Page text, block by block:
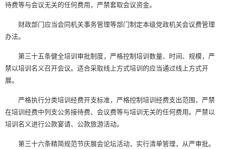
待费等与会议无关的任何费用，严禁套取会议资金。
财政部门应当会同机关事务管理等部门制定本级党政机关会议费管理
办法。
第三十五条健全培训审批制度，严格控制培训数量、时间、规模，严
禁以培训名义召开会议。适合采取线上方式培训的应当通过线上方式开
展。
严格执行分类培训经费开支标准，严格控制培训经费支出范围，严禁
在培训经费中列支公务接待费、会议费等与培训无关的任何费用。严禁以
培训名义进行公款宴请、公款旅游活动。
第三十六条精简规范节庆展会论坛活动，实行清单管理，从严审批。